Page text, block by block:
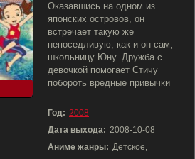
Оказавшись на одном из
японских островов, он
встречает такую же
непоседливую, как и он сам,
школьницу Юну. Дружба с
девочкой помогает Стичу
побороть вредные привычки
Год: 2008
Дата выхода: 2008-10-08
Аниме жанры: Детское,